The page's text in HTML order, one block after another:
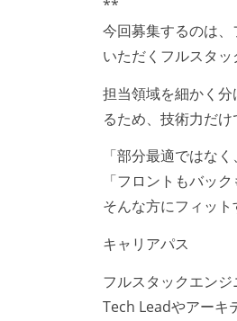
**
今回募集するのは
いただくフルスタ
担当領域を細かく
るため、技術力だ
「部分最適ではな
「フロントもバッ
そんな方にフィット
キャリアパス
フルスタックエン
Tech Leadやアーキ